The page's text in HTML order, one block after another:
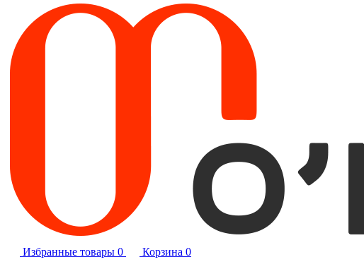
Избранные товары 0 Корзина 0